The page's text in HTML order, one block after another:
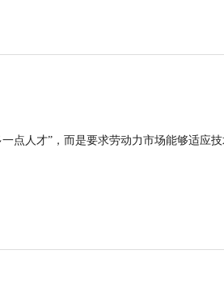
点人才”，而是要求劳动力市场能够适应